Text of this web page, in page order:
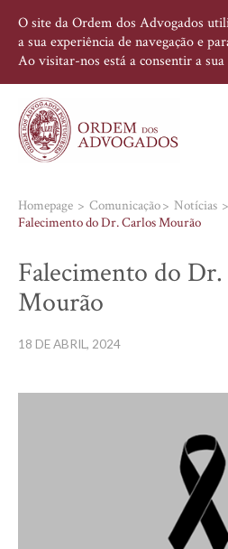
O site da Ordem dos Advogados
a sua experiência de navegação e
Ao visitar-nos está a consentir a
Homepage Comunicação Notícias
Falecimento do Dr. Carlos Mourão
Falecimento do
Mourão
18 DE ABRIL, 2024